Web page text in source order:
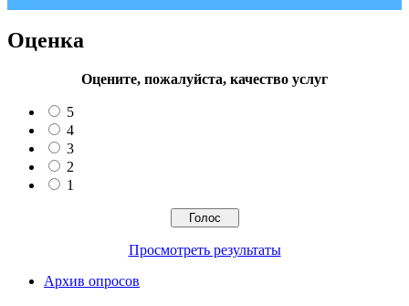
Оценка
Оцените, пожалуйста, качество услуг
5
4
3
2
1
Просмотреть результаты
Архив опросов